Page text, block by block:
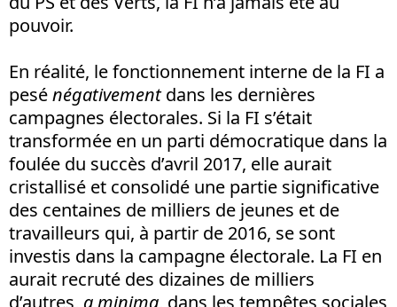
pouvoir.
En réalité, le fonctionnement interne de la FI a
pesénégativementdans les dernières
campagnes électorales. Si la FI s’était
transformée en un parti démocratique dans la
foulée du succès d’avril 2017, elle aurait
cristallisé et consolidé une partie significative
des centaines de milliers de jeunes et de
travailleurs qui, à partir de 2016, se sont
investis dans la campagne électorale. La FI en
aurait recruté des dizaines de milliers